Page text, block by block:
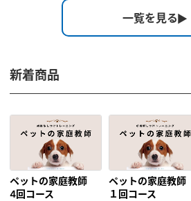
一覧を見る
新着商品
ペットの家庭教師
4回コース
ペットの家庭教師
１回コース